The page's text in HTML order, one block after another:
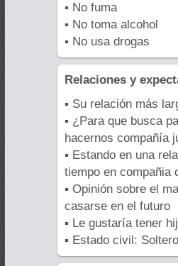
▪ No fuma
▪ No toma alcohol
▪ No usa drogas
Relaciones y
▪ Su relación más
▪ ¿Para que busca
hacernos compañía
▪ Estando en una
tiempo en compañia
▪ Opinión sobre el
casarse en el futuro
▪ Le gustaría tener
▪ Estado civil: